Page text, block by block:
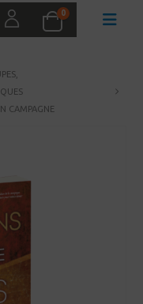
0
CAMPAGNE